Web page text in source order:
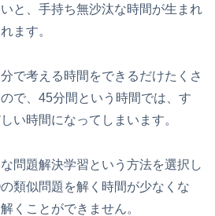
と、手持ち無沙汰な時間が生まれ
ます。
で考える時間をできるだけたくさ
で、45分間という時間では、す
い時間になってしまいます。
問題解決学習という方法を選択し
類似問題を解く時間が少なくな
くことができません。